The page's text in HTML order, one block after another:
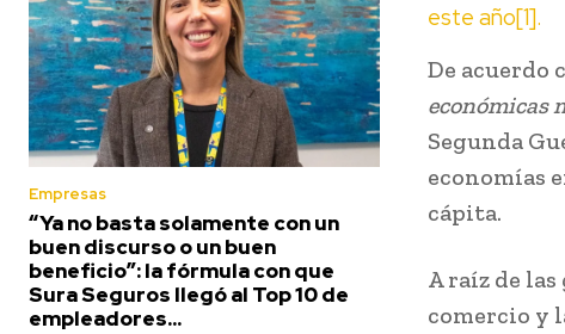
Empresas
“Ya no basta solamente con un
buen discurso o un buen
beneficio”: la fórmula con que
Sura Seguros llegó al Top 10 de
empleadores...
este año[1].
De acuerdo
económicas
Segunda
economías
cápita.
A raíz de
comercio y